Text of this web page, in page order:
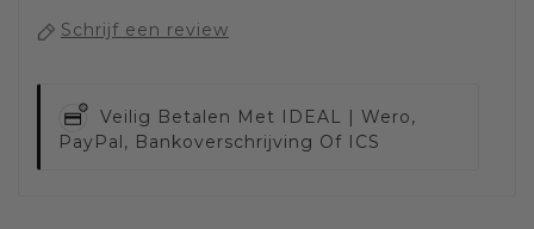
Schrijf een review
Veilig Betalen Met IDEAL | Wero,
PayPal, Bankoverschrijving Of ICS